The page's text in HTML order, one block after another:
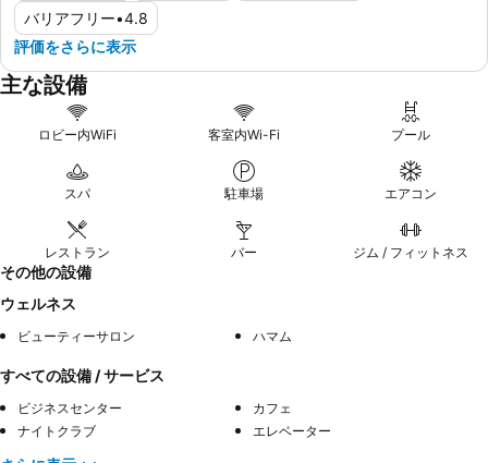
バリアフリー•4.8
評価をさらに表示
主な設備
ロビー内WiFi 客室内Wi-Fi プール
スパ 駐車場 エアコン
レストラン バー ジム / フィットネス
その他の設備
ウェルネス
ビューティーサロン ハマム
すべての設備 / サービス
ビジネスセンター
カフェ
ナイトクラブ
エレベーター